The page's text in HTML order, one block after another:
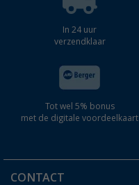
In 24 uur
verzendklaar
Tot wel 5% bonus
met de digitale voordeelkaart
CONTACT